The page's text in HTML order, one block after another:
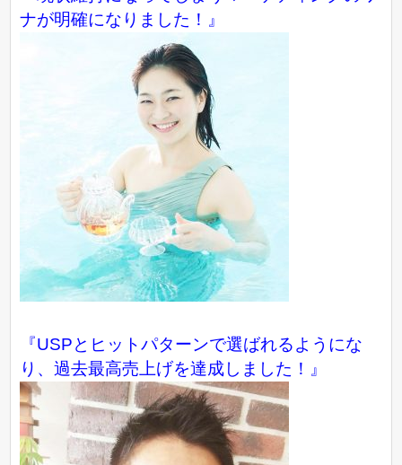
ナが明確になりました！』
『USPとヒットパターンで選ばれるようにな
り、過去最高売上げを達成しました！』